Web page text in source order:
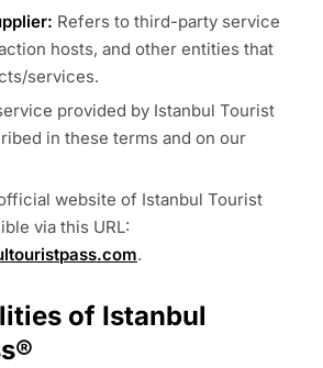
Refers to third-party service
hosts, and other entities that
services.
provided by Istanbul Tourist
in these terms and on our
website of Istanbul Tourist
via this URL:
.
of Istanbul